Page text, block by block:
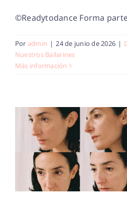
©Readytodance Forma
Por admin | 24 de junio de 2026 |
Nuestros Bailarines
Más información